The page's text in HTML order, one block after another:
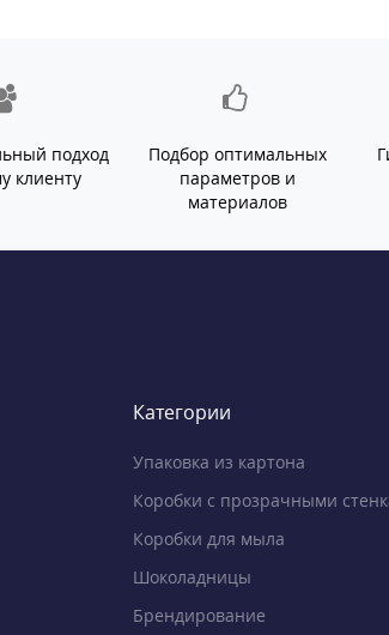
подход
клиенту
Подбор оптимальных
параметров и
материалов
Категории
Упаковка из картона
Коробки с прозрачными
Коробки для мыла
Шоколадницы
Брендирование